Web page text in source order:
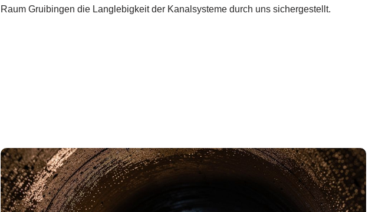
Raum Gruibingen die Langlebigkeit der Kanalsysteme durch uns sichergestellt.